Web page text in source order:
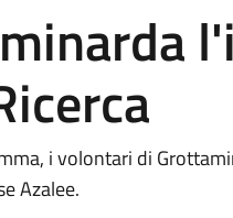
i volontari di
Azalee.